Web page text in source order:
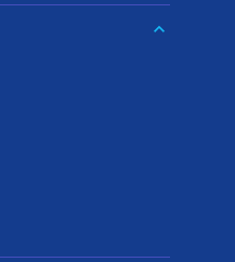
keyboard_arrow_down